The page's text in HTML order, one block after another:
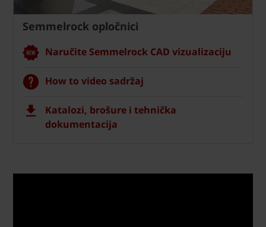
Semmelrock opločnici
Naručite Semmelrock CAD vizualizaciju
How to video sadržaj
Katalozi, brošure i tehnička
dokumentacija